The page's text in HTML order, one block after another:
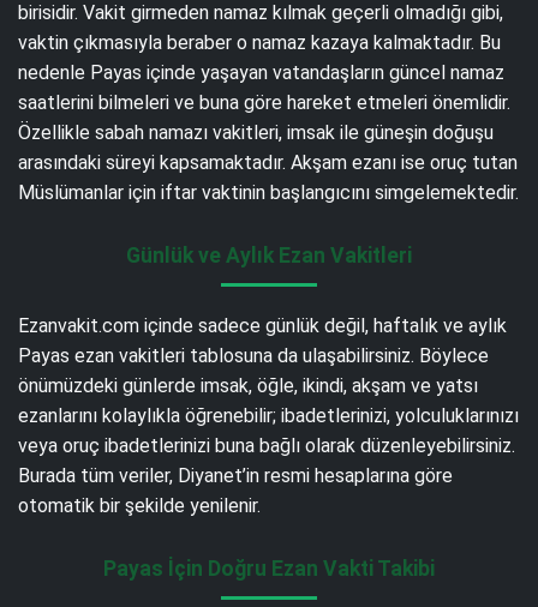
birisidir. Vakit girmeden namaz kılmak geçerli olmadığı gibi,
vaktin çıkmasıyla beraber o namaz kazaya kalmaktadır. Bu
nedenle Payas içinde yaşayan vatandaşların güncel namaz
saatlerini bilmeleri ve buna göre hareket etmeleri önemlidir.
Özellikle sabah namazı vakitleri, imsak ile güneşin doğuşu
arasındaki süreyi kapsamaktadır. Akşam ezanı ise oruç tutan
Müslümanlar için iftar vaktinin başlangıcını simgelemektedir.
Günlük ve Aylık Ezan Vakitleri
Ezanvakit.com içinde sadece günlük değil, haftalık ve aylık
Payas ezan vakitleri tablosuna da ulaşabilirsiniz. Böylece
önümüzdeki günlerde imsak, öğle, ikindi, akşam ve yatsı
ezanlarını kolaylıkla öğrenebilir; ibadetlerinizi, yolculuklarınızı
veya oruç ibadetlerinizi buna bağlı olarak düzenleyebilirsiniz.
Burada tüm veriler, Diyanet’in resmi hesaplarına göre
otomatik bir şekilde yenilenir.
Payas İçin Doğru Ezan Vakti Takibi